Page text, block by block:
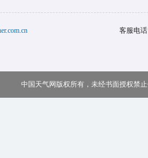
客服电
中国天气网版权所有，未经书面授权